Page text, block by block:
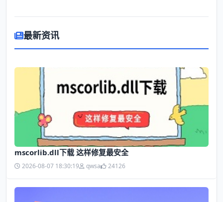
最新资讯
mscorlib.dll下载 这样修复最安全
2026-08-07 18:30:19 qwsa 24126